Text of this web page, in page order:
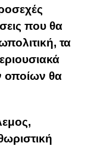
που θα
τα
οποίων θα